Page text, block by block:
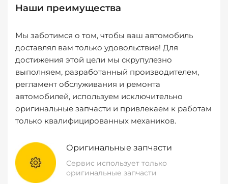
Наши преимущества
Мы заботимся о том, чтобы ваш автомобиль
доставлял вам только удовольствие! Для
достижения этой цели мы скрупулезно
выполняем, разработанный производителем,
регламент обслуживания и ремонта
автомобилей, используем исключительно
оригинальные запчасти и привлекаем к работам
только квалифицированных механиков.
Оригинальные запчасти
Сервис использует только
оригинальные запчасти